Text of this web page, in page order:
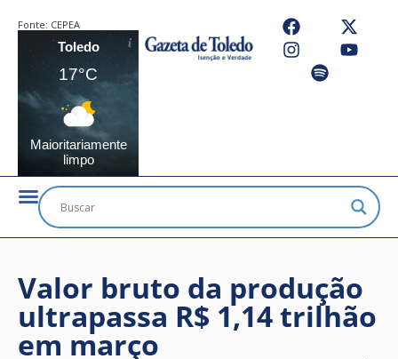
Fonte: CEPEA
Toledo
17°C
Maioritariamente
limpo
Valor bruto da produção
ultrapassa R$ 1,14 trilhão
em março